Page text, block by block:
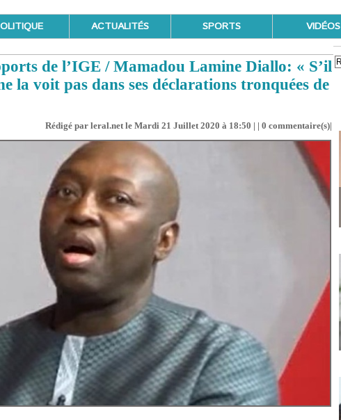
ACTUALITÉS SPORTS VIDÉOS
de l’IGE / Mamadou Lamine Diallo: « S’il
la voit pas dans ses déclarations tronquées de
Rédigé par leral.net le Mardi 21 Juillet 2020 à 18:50 | | 0 commentaire(s)|